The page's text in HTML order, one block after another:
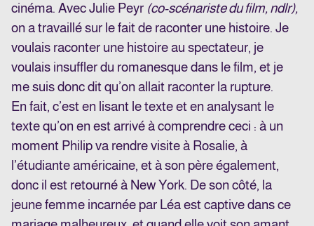
cinéma. Avec Julie Peyr (co-scénariste du film, ndlr),
on a travaillé sur le fait de raconter une histoire. Je
voulais raconter une histoire au spectateur, je
voulais insuffler du romanesque dans le film, et je
me suis donc dit qu’on allait raconter la rupture.
En fait, c’est en lisant le texte et en analysant le
texte qu’on en est arrivé à comprendre ceci : à un
moment Philip va rendre visite à Rosalie, à
l’étudiante américaine, et à son père également,
donc il est retourné à New York. De son côté, la
jeune femme incarnée par Léa est captive dans ce